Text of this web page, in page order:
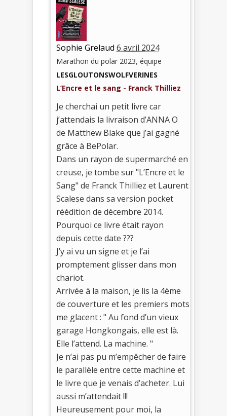
Sophie Grelaud 6 avril 2024
Marathon du polar 2023, équipe
LESGLOUTONSWOLFVERINES
L’Encre et le sang - Franck Thilliez
Je cherchai un petit livre car
j’attendais la livraison d’ANNA O
de Matthew Blake que j’ai gagné
grâce à BePolar.
Dans un rayon de supermarché en
creuse, je tombe sur "L’Encre et le
Sang" de Franck Thilliez et Laurent
Scalese dans sa version pocket
réédition de décembre 2014.
Pourquoi ce livre était rayon
depuis cette date ???
J’y ai vu un signe et je l’ai
promptement glisser dans mon
chariot.
Arrivée à la maison, je lis la 4ème
de couverture et les premiers mots
me glacent : " Au fond d’un vieux
garage Hongkongais, elle est là.
Elle l’attend. La machine. "
Je n’ai pas pu m’empêcher de faire
le parallèle entre cette machine et
le livre que je venais d’acheter. Lui
aussi m’attendait !!!
Heureusement pour moi, la